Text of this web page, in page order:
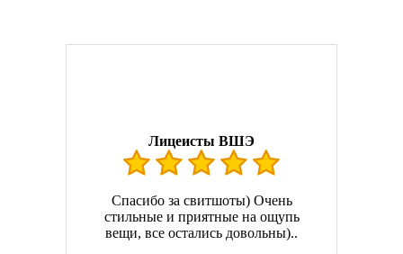
Лицеисты ВШЭ
Спасибо за свитшоты) Очень
стильные и приятные на ощупь
вещи, все остались довольны)..